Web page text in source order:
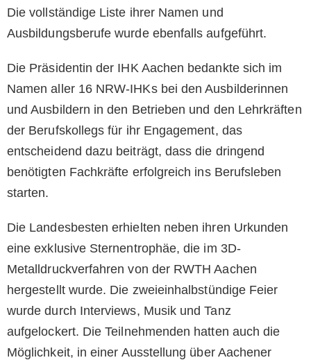
Die vollständige Liste ihrer Namen und
Ausbildungsberufe wurde ebenfalls aufgeführt.
Die Präsidentin der IHK Aachen bedankte sich im
Namen aller 16 NRW-IHKs bei den Ausbilderinnen
und Ausbildern in den Betrieben und den Lehrkräften
der Berufskollegs für ihr Engagement, das
entscheidend dazu beiträgt, dass die dringend
benötigten Fachkräfte erfolgreich ins Berufsleben
starten.
Die Landesbesten erhielten neben ihren Urkunden
eine exklusive Sternentrophäe, die im 3D-
Metalldruckverfahren von der RWTH Aachen
hergestellt wurde. Die zweieinhalbstündige Feier
wurde durch Interviews, Musik und Tanz
aufgelockert. Die Teilnehmenden hatten auch die
Möglichkeit, in einer Ausstellung über Aachener